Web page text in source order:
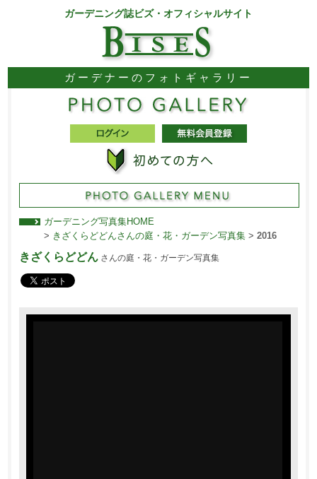
ガーデニング誌ビズ・オフィシャルサイト
ガーデナーのフォトギャラリー
ガーデニング写真集HOME
> きざくらどどんさんの庭・花・ガーデン写真集> 2016
きざくらどどんさんの庭・花・ガーデン写真集